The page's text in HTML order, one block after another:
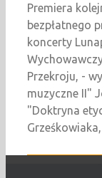
Premiera
bezpłatnego
koncerty
Przekroju, -
muzyczne II"
"Doktryna
Grześkowiaka,